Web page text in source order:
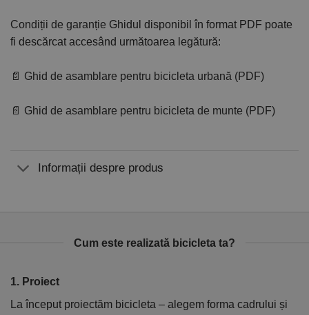
Condiții de garanție Ghidul disponibil în format PDF poate
fi descărcat accesând următoarea legătură:
📄 Ghid de asamblare pentru bicicleta urbană (PDF)
📄 Ghid de asamblare pentru bicicleta de munte (PDF)
Informații despre produs
Cum este realizată bicicleta ta?
1. Proiect
La început proiectăm bicicleta – alegem forma cadrului și